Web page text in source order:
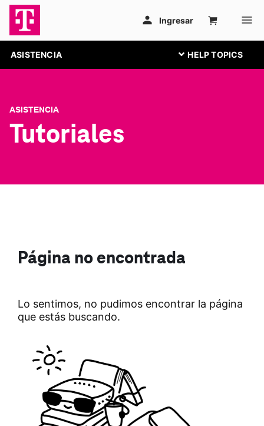
ASISTENCIA
ASISTENCIA
Tutoriales